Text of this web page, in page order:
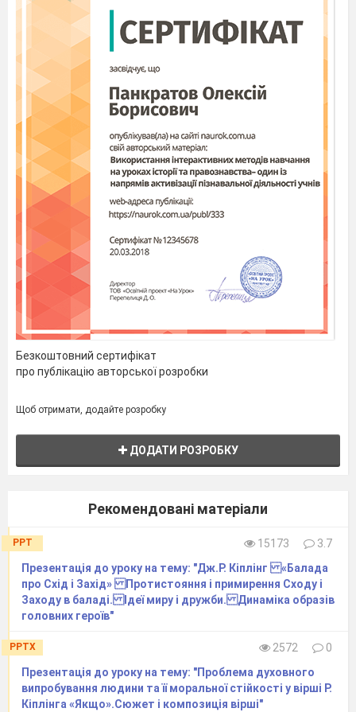
Безкоштовний сертифікат
про публікацію авторської розробки
Щоб отримати, додайте розробку
ДОДАТИ РОЗРОБКУ
Рекомендовані матеріали
PPT 15173
3.7
Презентація до уроку на тему: "Дж.Р. Кіплінг «Балада
про Схід і Захід» Протистояння і примирення Сходу і
Заходу в баладі. Ідеї миру і дружби. Динаміка образів
головних героїв"
PPTX 2572
0
Презентація до уроку на тему: "Проблема духовного
випробування людини та її моральної стійкості у вірші Р.
Кіплінга «Якщо».Сюжет і композиція вірші"